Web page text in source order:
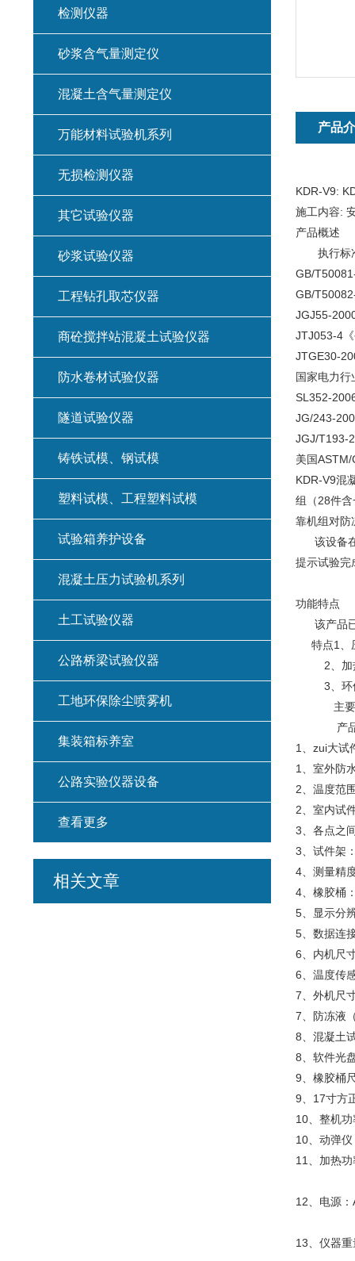
产品
KDR-V9:
施工内容:
产品概述
执行标
GB/
GB/
JGJ55-
JTJ053-4
JTGE30-
国家电力
SL352-
JG/243-
JGJ/T193-
美国
KDR-V9混
组（28件
靠机组对防
该设备在
提示试验完
功能特点
该产品已
特点1、
2、加热
3、环保
主要技
产品
1、zui大试
1、室外防
2、温度范
2、室内试
3、各点之
3、试件架
4、测量精
4、橡胶桶
5、显示分
5、数据连
6、内机尺
6、温度传
7、外机尺
7、防冻液
8、混凝土
8、软件光
9、橡胶桶
9、17寸方
10、整机
10、动弹
11、加热
12、电源
13、仪器
检测仪器
砂浆含气量测定仪
混凝土含气量测定仪
万能材料试验机系列
无损检测仪器
其它试验仪器
砂浆试验仪器
工程钻孔取芯仪器
商砼搅拌站混凝土试验仪器
防水卷材试验仪器
隧道试验仪器
铸铁试模、钢试模
塑料试模、工程塑料试模
试验箱养护设备
混凝土压力试验机系列
土工试验仪器
公路桥梁试验仪器
工地环保除尘喷雾机
集装箱标养室
公路实验仪器设备
查看更多
相关文章